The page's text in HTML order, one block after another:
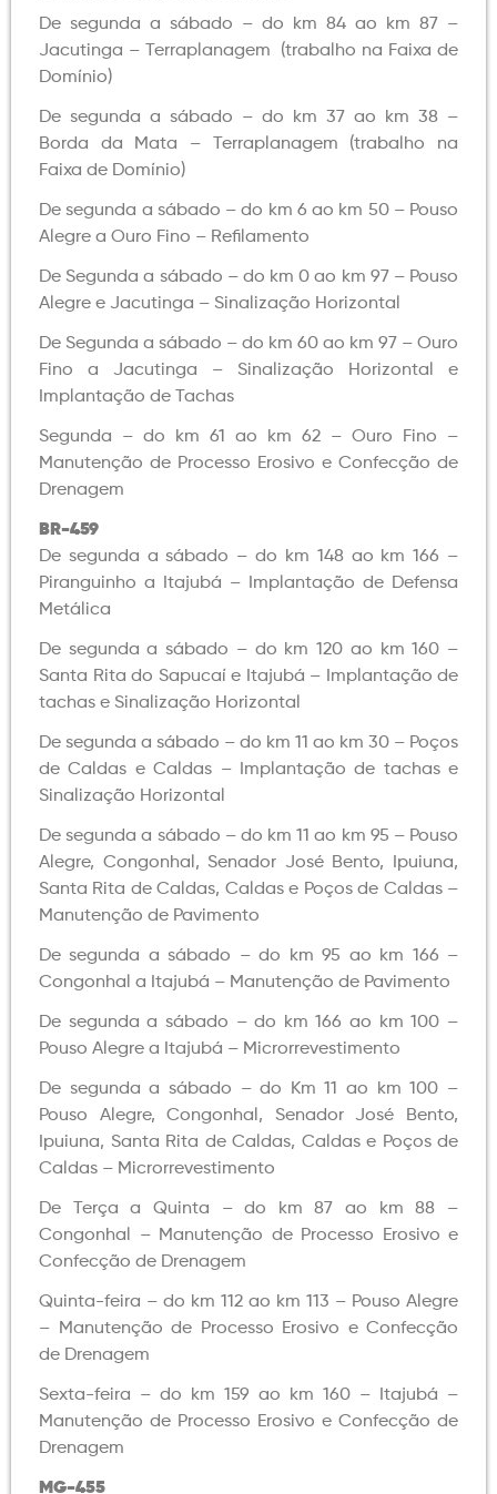
De segunda a sábado – do km 84 ao km 87 –
Jacutinga – Terraplanagem (trabalho na Faixa de
Domínio)
De segunda a sábado – do km 37 ao km 38 –
Borda da Mata – Terraplanagem (trabalho na
Faixa de Domínio)
De segunda a sábado – do km 6 ao km 50 – Pouso
Alegre a Ouro Fino – Refilamento
De Segunda a sábado – do km 0 ao km 97 – Pouso
Alegre e Jacutinga – Sinalização Horizontal
De Segunda a sábado – do km 60 ao km 97 – Ouro
Fino a Jacutinga – Sinalização Horizontal e
Implantação de Tachas
Segunda – do km 61 ao km 62 – Ouro Fino –
Manutenção de Processo Erosivo e Confecção de
Drenagem
BR-459
De segunda a sábado – do km 148 ao km 166 –
Piranguinho a Itajubá – Implantação de Defensa
Metálica
De segunda a sábado – do km 120 ao km 160 –
Santa Rita do Sapucaí e Itajubá – Implantação de
tachas e Sinalização Horizontal
De segunda a sábado – do km 11 ao km 30 – Poços
de Caldas e Caldas – Implantação de tachas e
Sinalização Horizontal
De segunda a sábado – do km 11 ao km 95 – Pouso
Alegre, Congonhal, Senador José Bento, Ipuiuna,
Santa Rita de Caldas, Caldas e Poços de Caldas –
Manutenção de Pavimento
De segunda a sábado – do km 95 ao km 166 –
Congonhal a Itajubá – Manutenção de Pavimento
De segunda a sábado – do km 166 ao km 100 –
Pouso Alegre a Itajubá – Microrrevestimento
De segunda a sábado – do Km 11 ao km 100 –
Pouso Alegre, Congonhal, Senador José Bento,
Ipuiuna, Santa Rita de Caldas, Caldas e Poços de
Caldas – Microrrevestimento
De Terça a Quinta – do km 87 ao km 88 –
Congonhal – Manutenção de Processo Erosivo e
Confecção de Drenagem
Quinta-feira – do km 112 ao km 113 – Pouso Alegre
– Manutenção de Processo Erosivo e Confecção
de Drenagem
Sexta-feira – do km 159 ao km 160 – Itajubá –
Manutenção de Processo Erosivo e Confecção de
Drenagem
MG-455